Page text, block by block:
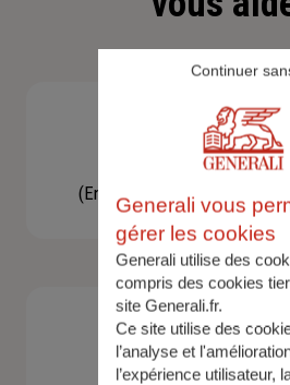
Besoin d'une
(En cas d'accident, bris de
Demande
Generali vous
gérer les cookies
Generali utilise des
compris des cookies
site Generali.fr.
Ce site utilise des
l’analyse et
l’expérience utilisateur,
Continuer